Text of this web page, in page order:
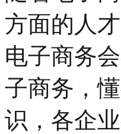
方面的人
电子商务
子商务，
识，各企